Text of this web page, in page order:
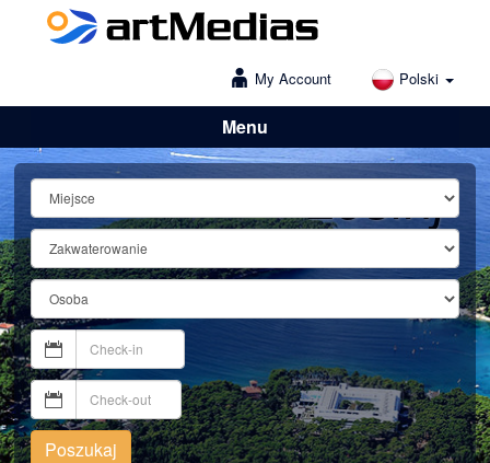
My Account Polski
Menu
Lošinj
Poszukaj